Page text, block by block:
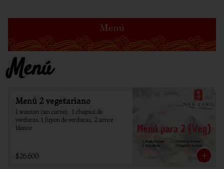
Menú
Menú 2 vegetariano
1 wantan (sin carne),  1 chapsui de
verduras, 1 fuyon de verduras, 2 arroz
blanco
$26.600